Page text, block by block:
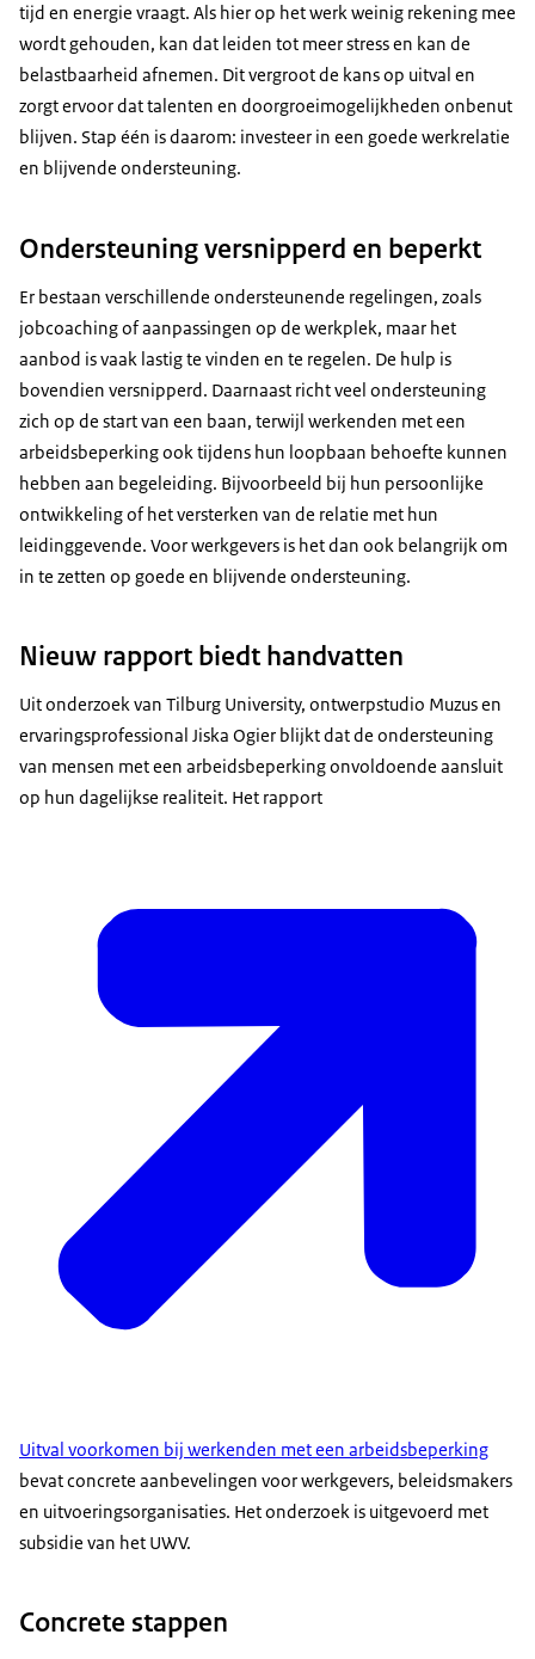
tijd en energie vraagt. Als hier op het werk weinig rekening mee
wordt gehouden, kan dat leiden tot meer stress en kan de
belastbaarheid afnemen. Dit vergroot de kans op uitval en
zorgt ervoor dat talenten en doorgroeimogelijkheden onbenut
blijven. Stap één is daarom: investeer in een goede werkrelatie
en blijvende ondersteuning.
Ondersteuning versnipperd en beperkt
Er bestaan verschillende ondersteunende regelingen, zoals
jobcoaching of aanpassingen op de werkplek, maar het
aanbod is vaak lastig te vinden en te regelen. De hulp is
bovendien versnipperd. Daarnaast richt veel ondersteuning
zich op de start van een baan, terwijl werkenden met een
arbeidsbeperking ook tijdens hun loopbaan behoefte kunnen
hebben aan begeleiding. Bijvoorbeeld bij hun persoonlijke
ontwikkeling of het versterken van de relatie met hun
leidinggevende. Voor werkgevers is het dan ook belangrijk om
in te zetten op goede en blijvende ondersteuning.
Nieuw rapport biedt handvatten
Uit onderzoek van Tilburg University, ontwerpstudio Muzus en
ervaringsprofessional Jiska Ogier blijkt dat de ondersteuning
van mensen met een arbeidsbeperking onvoldoende aansluit
op hun dagelijkse realiteit. Het rapport
Uitval voorkomen bij werkenden met een arbeidsbeperking
bevat concrete aanbevelingen voor werkgevers, beleidsmakers
en uitvoeringsorganisaties. Het onderzoek is uitgevoerd met
subsidie van het UWV.
Concrete stappen